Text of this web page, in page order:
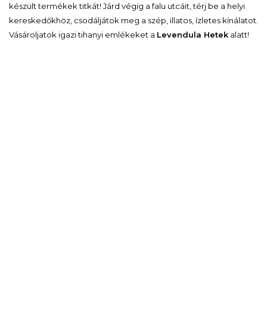
készült termékek titkát! Járd végig a falu utcáit, térj be a helyi
kereskedőkhöz, csodáljátok meg a szép, illatos, ízletes kínálatot.
Vásároljatok igazi tihanyi emlékeket a Levendula Hetek alatt!